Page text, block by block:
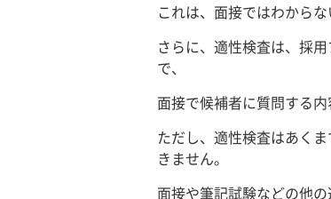
これは、面接ではわから
さらに、適性検査は、採
で、
面接で候補者に質問する
ただし、適性検査はあく
きません。
面接や筆記試験などの他